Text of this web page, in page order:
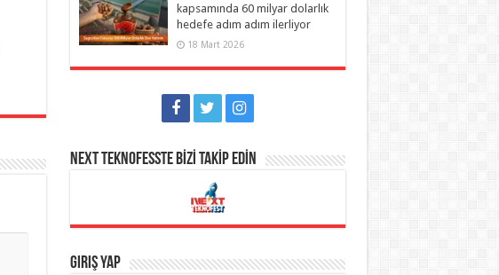
kapsamında 60 milyar dolarlık
hedefe adım adım ilerliyor
18 Mart 2026
NEXT TEKNOFESSTE BİZİ TAKİP EDİN
Giriş Yap